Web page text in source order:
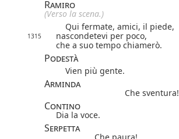
Ramiro
(Verso la scena.)
Qui fermate, amici, il piede,
1315
nascondetevi per poco,
che a suo tempo chiamerò.
Podestà
Vien più gente.
Arminda
Che sventura!
Contino
Dia la voce.
Serpetta